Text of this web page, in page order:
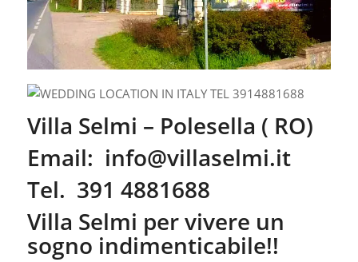
Villa Selmi – Polesella ( RO)
Email: info@villaselmi.it
Tel. 391 4881688
Villa Selmi per vivere un
sogno indimenticabile!!